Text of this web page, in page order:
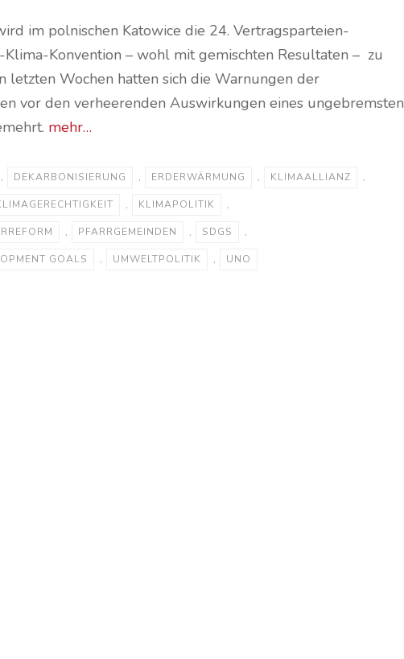
im polnischen Katowice die 24. Vertragsparteien-
Konvention – wohl mit gemischten Resultaten – zu
letzten Wochen hatten sich die Warnungen der
vor den verheerenden Auswirkungen eines ungebremsten
mehr…
, DEKARBONISIERUNG , ERDERWÄRMUNG , KLIMAALLIANZ ,
, KLIMAPOLITIK ,
, PFARRGEMEINDEN , SDGS ,
GOALS , UMWELTPOLITIK , UNO